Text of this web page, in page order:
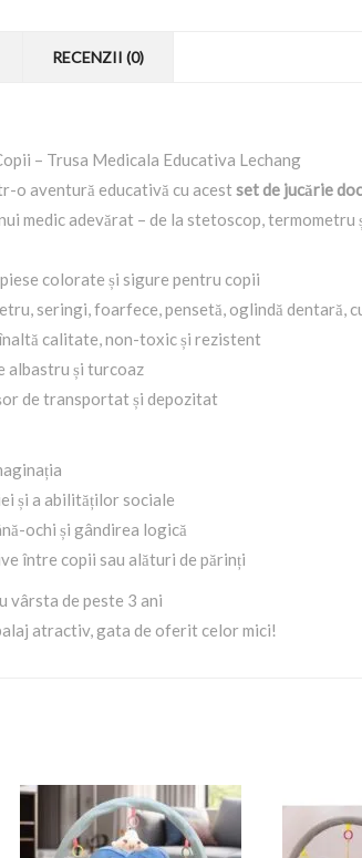
RECENZII (0)
– Trusa Medicala Educativa Lechang
o aventură educativă cu acest set de jucărie
medic adevărat – de la stetoscop,
colorate și sigure pentru copii
seringi, foarfece, pensetă, oglindă dentară,
calitate, non-toxic și rezistent
albastru și turcoaz
de transportat și depozitat
și a abilităților sociale
ochi și gândirea logică
între copii sau alături de părinți
vârsta de peste 3 ani
atractiv, gata de oferit celor mici!